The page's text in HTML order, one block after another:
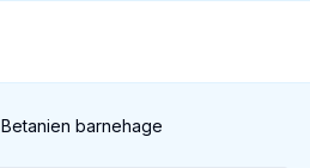
Betanien barnehage